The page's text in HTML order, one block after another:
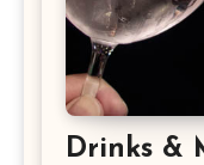
Drinks &